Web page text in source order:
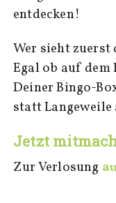
entdecken!
Wer sieht zuerst
Egal ob auf dem
Deiner Bingo-
statt Langeweile
Jetzt
Zur Verlosung